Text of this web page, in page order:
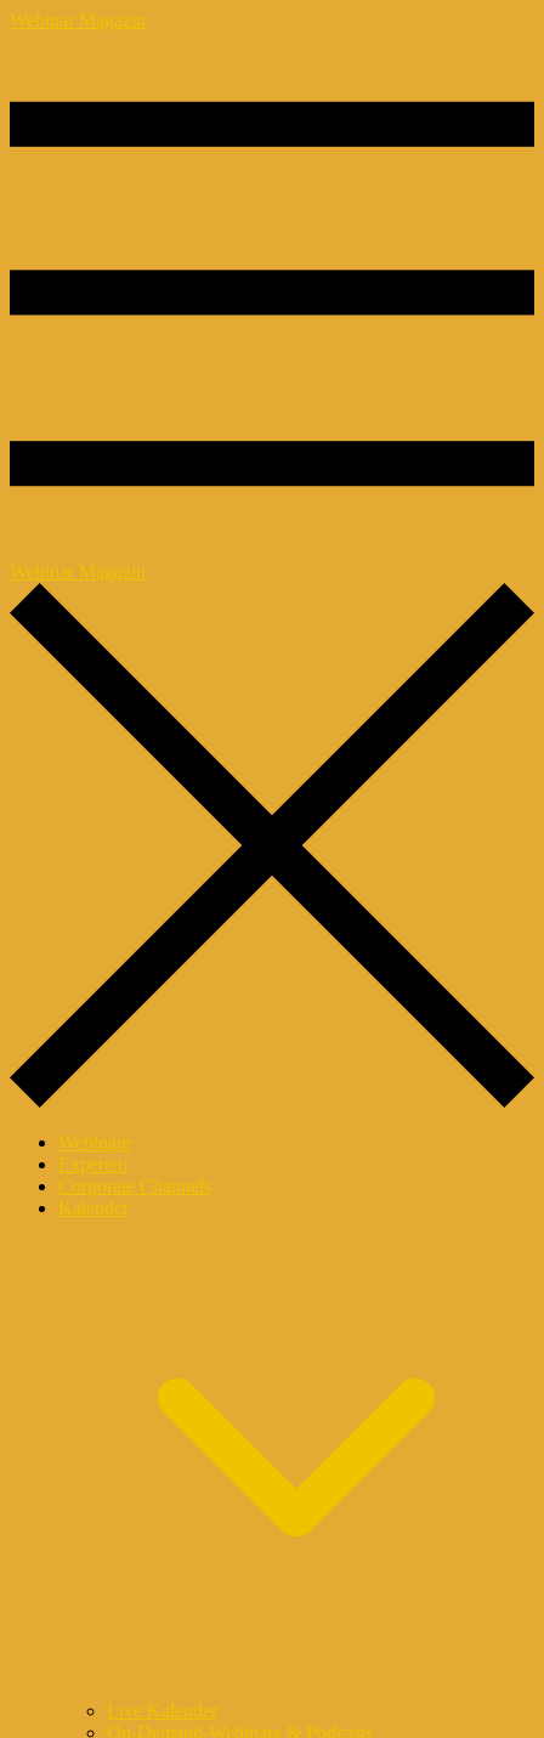
Webinar Magazin
Webinar Magazin
Webinare
Experten
Corporate Channels
Kalender
Live Kalender
On-Demand-Webinare & Podcasts